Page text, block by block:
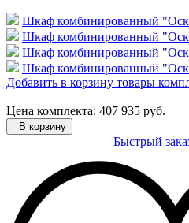
Шкаф комбинированный
Шкаф комбинированный
Шкаф комбинированный
Шкаф комбинированный
Добавить в корзину товары
Цена комплекта: 407 935 руб.
В корзину
Быстрый